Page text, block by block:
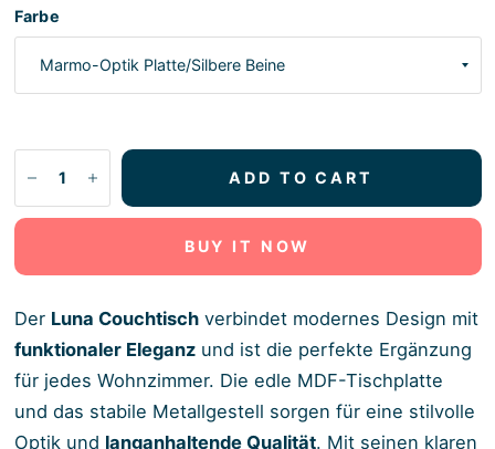
Farbe
ADD TO CART
BUY IT NOW
Der Luna Couchtischverbindet modernes Design mit
funktionaler Eleganzund ist die perfekte Ergänzung
für jedes Wohnzimmer. Die edle MDF-Tischplatte
und das stabile Metallgestell sorgen für eine stilvolle
Optik und langanhaltende Qualität. Mit seinen klaren